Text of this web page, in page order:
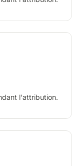
l'attribution.